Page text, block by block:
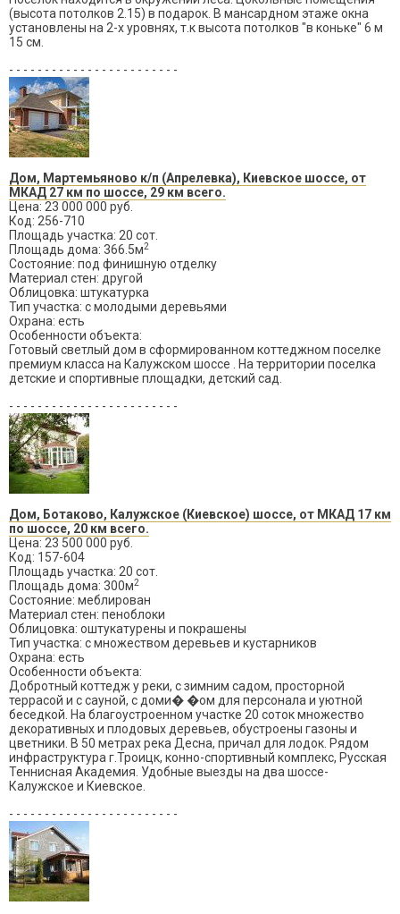
(высота потолков 2.15) в подарок. В мансардном этаже окна
установлены на 2-х уровнях, т.к высота потолков "в коньке" 6 м
15 см.
- - - - - - - - - - - - - - - - - - - - - - - -
Дом, Мартемьяново к/п (Апрелевка), Киевское шоссе, от
МКАД 27 км по шоссе, 29 км всего.
Цена: 23 000 000 руб.
Код: 256-710
Площадь участка: 20 сот.
Площадь дома: 366.5м2
Состояние: под финишную отделку
Материал стен: другой
Облицовка: штукатурка
Тип участка: с молодыми деревьями
Охрана: есть
Особенности объекта:
Готовый светлый дом в сформированном коттеджном поселке
премиум класса на Калужском шоссе . На территории поселка
детские и спортивные площадки, детский сад.
- - - - - - - - - - - - - - - - - - - - - - - -
Дом, Ботаково, Калужское (Киевское) шоссе, от МКАД 17 км
по шоссе, 20 км всего.
Цена: 23 500 000 руб.
Код: 157-604
Площадь участка: 20 сот.
Площадь дома: 300м2
Состояние: меблирован
Материал стен: пеноблоки
Облицовка: оштукатурены и покрашены
Тип участка: с множеством деревьев и кустарников
Охрана: есть
Особенности объекта:
Добротный коттедж у реки, с зимним садом, просторной
террасой и с сауной, с доми� �ом для персонала и уютной
беседкой. На благоустроенном участке 20 соток множество
декоративных и плодовых деревьев, обустроены газоны и
цветники. В 50 метрах река Десна, причал для лодок. Рядом
инфраструктура г.Троицк, конно-спортивный комплекс, Русская
Теннисная Академия. Удобные выезды на два шоссе-
Калужское и Киевское.
- - - - - - - - - - - - - - - - - - - - - - - -